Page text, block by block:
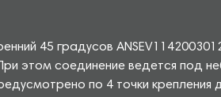
45 градусов
этом соединение ведется под
по 4 точки